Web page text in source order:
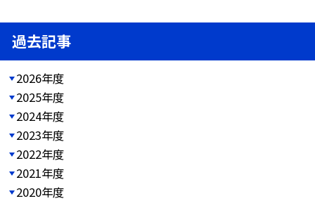
過去記事
2026年度
2025年度
2024年度
2023年度
2022年度
2021年度
2020年度